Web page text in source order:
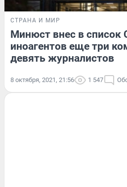
СТРАНА И МИР
Минюст внес в
иноагентов еще три
девять журналистов
8 октября, 2021, 21:56 1 547